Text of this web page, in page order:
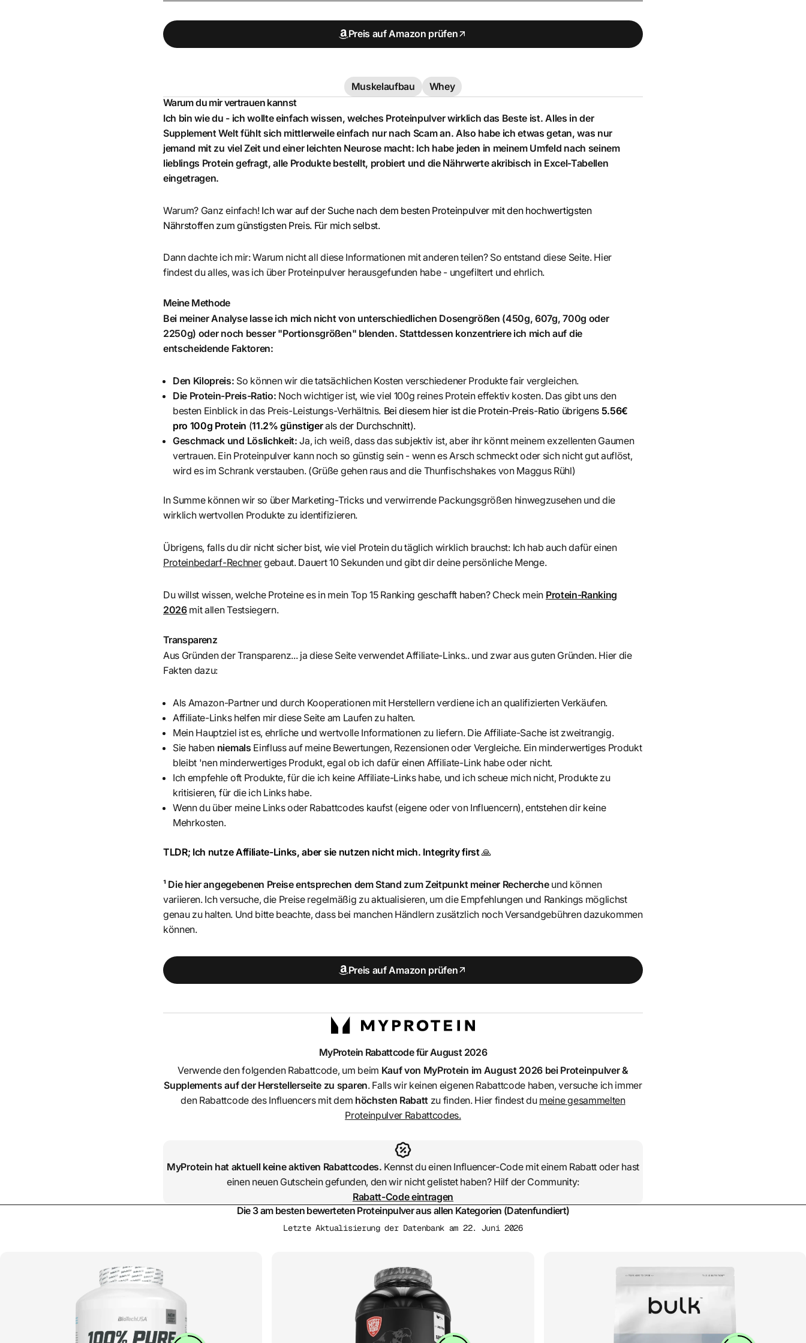
Preis auf Amazon prüfen
Muskelaufbau
Whey
Warum du mir vertrauen kannst
Ich bin wie du - ich wollte einfach wissen, welches Proteinpulver wirklich das Beste ist. Alles in der
Supplement Welt fühlt sich mittlerweile einfach nur nach Scam an. Also habe ich etwas getan, was nur
jemand mit zu viel Zeit und einer leichten Neurose macht: Ich habe jeden in meinem Umfeld nach seinem
lieblings Protein gefragt, alle Produkte bestellt, probiert und die Nährwerte akribisch in Excel-Tabellen
eingetragen.
Warum? Ganz einfach! Ich war auf der Suche nach dem besten Proteinpulver mit den hochwertigsten
Nährstoffen zum günstigsten Preis. Für mich selbst.
Dann dachte ich mir: Warum nicht all diese Informationen mit anderen teilen? So entstand diese Seite. Hier
findest du alles, was ich über Proteinpulver herausgefunden habe - ungefiltert und ehrlich.
Meine Methode
Bei meiner Analyse lasse ich mich nicht von unterschiedlichen Dosengrößen (450g, 607g, 700g oder
2250g) oder noch besser "Portionsgrößen" blenden. Stattdessen konzentriere ich mich auf die
entscheidende Faktoren:
Den Kilopreis: So können wir die tatsächlichen Kosten verschiedener Produkte fair vergleichen.
Die Protein-Preis-Ratio: Noch wichtiger ist, wie viel 100g reines Protein effektiv kosten. Das gibt uns den
besten Einblick in das Preis-Leistungs-Verhältnis. Bei diesem hier ist die Protein-Preis-Ratio übrigens 5.56€
pro 100g Protein (11.2% günstigerals der Durchschnitt).
Geschmack und Löslichkeit: Ja, ich weiß, dass das subjektiv ist, aber ihr könnt meinem exzellenten Gaumen
vertrauen. Ein Proteinpulver kann noch so günstig sein - wenn es Arsch schmeckt oder sich nicht gut auflöst,
wird es im Schrank verstauben. (Grüße gehen raus and die Thunfischshakes von Maggus Rühl)
In Summe können wir so über Marketing-Tricks und verwirrende Packungsgrößen hinwegzusehen und die
wirklich wertvollen Produkte zu identifizieren.
Übrigens, falls du dir nicht sicher bist, wie viel Protein du täglich wirklich brauchst: Ich hab auch dafür einen
Proteinbedarf-Rechnergebaut. Dauert 10 Sekunden und gibt dir deine persönliche Menge.
Du willst wissen, welche Proteine es in mein Top 15 Ranking geschafft haben? Check mein Protein-Ranking
2026mit allen Testsiegern.
Transparenz
Aus Gründen der Transparenz... ja diese Seite verwendet Affiliate-Links.. und zwar aus guten Gründen. Hier die
Fakten dazu:
Als Amazon-Partner und durch Kooperationen mit Herstellern verdiene ich an qualifizierten Verkäufen.
Affiliate-Links helfen mir diese Seite am Laufen zu halten.
Mein Hauptziel ist es, ehrliche und wertvolle Informationen zu liefern. Die Affiliate-Sache ist zweitrangig.
Sie haben niemals Einfluss auf meine Bewertungen, Rezensionen oder Vergleiche. Ein minderwertiges Produkt
bleibt 'nen minderwertiges Produkt, egal ob ich dafür einen Affiliate-Link habe oder nicht.
Ich empfehle oft Produkte, für die ich keine Affiliate-Links habe, und ich scheue mich nicht, Produkte zu
kritisieren, für die ich Links habe.
Wenn du über meine Links oder Rabattcodes kaufst (eigene oder von Influencern), entstehen dir keine
Mehrkosten.
TLDR; Ich nutze Affiliate-Links, aber sie nutzen nicht mich. Integrity first🙏
¹ Die hier angegebenen Preise entsprechen dem Stand zum Zeitpunkt meiner Rechercheund können
variieren. Ich versuche, die Preise regelmäßig zu aktualisieren, um die Empfehlungen und Rankings möglichst
genau zu halten. Und bitte beachte, dass bei manchen Händlern zusätzlich noch Versandgebühren dazukommen
können.
Preis auf Amazon prüfen
MyProtein Rabattcode für August 2026
Verwende den folgenden Rabattcode, um beim Kauf von MyProtein im August 2026 bei Proteinpulver &
Supplements auf der Herstellerseite zu sparen. Falls wir keinen eigenen Rabattcode haben, versuche ich immer
den Rabattcode des Influencers mit dem höchsten Rabatt zu finden. Hier findest du meine gesammelten
Proteinpulver Rabattcodes.
MyProtein hat aktuell keine aktiven Rabattcodes. Kennst du einen Influencer-Code mit einem Rabatt oder hast
einen neuen Gutschein gefunden, den wir nicht gelistet haben? Hilf der Community:
Rabatt-Code eintragen
Die 3 am besten bewerteten Proteinpulver aus allen Kategorien (Datenfundiert)
Letzte Aktualisierung der Datenbank am 22. Juni 2026